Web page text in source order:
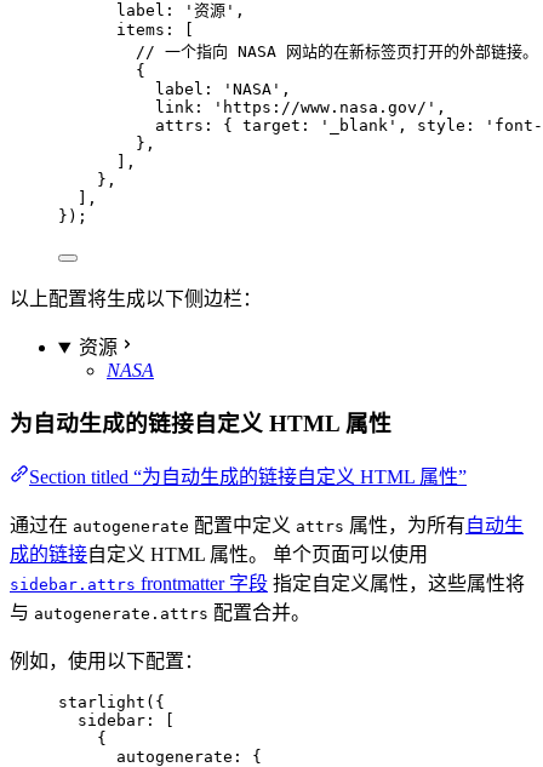
label:
' 资源 ' ,
items: [
// 一个指向 NASA 网站的在新标签页打开的外部链接。
{
label:
' NASA ' ,
link:
' https://www.nasa.gov/ ' ,
attrs: { target:
' _blank ' , style: '
},
],
},
],
});
以上配置将生成以下侧边栏：
资源
NASA
为自动生成的链接自定义 HTML 属性
Section titled “为自动生成的链接自定义 HTML 属性”
通过在 autogenerate 配置中定义 attrs 属性，为所有自动生
成的链接自定义 HTML 属性。 单个页面可以使用
sidebar.attrs frontmatter 字段 指定自定义属性，这些属性将
与 autogenerate.attrs 配置合并。
例如，使用以下配置：
starlight ({
sidebar: [
{
autogenerate: {